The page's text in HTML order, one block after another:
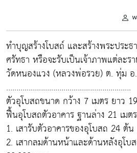
ทำบุญสร้างโบสถ์ และสร้างพระประ
ศรัทธา หรือจะรับเป็นเจ้าภาพแต่ละร
วัดหนองแวง (หลวงพ่อรวย) ต. ทุ่ม อ
…………………………………………………….
ตัวอุโบสถขนาด กว้าง 7 เมตร ยาว
ฟื้นอุโบสถตัวอาคาร ฐานล่าง 21 เมต
1. เสารับตัวอาคารของอุโบสถ 24 ต้
2. เสากลมด้านหน้าและด้านหลังอุโ